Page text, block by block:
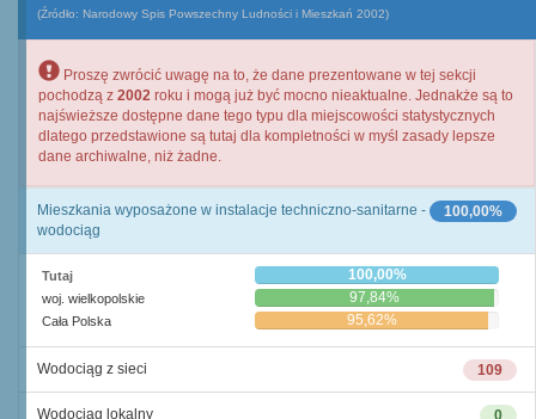
(Źródło: Narodowy Spis Powszechny Ludności i Mieszkań 2002)
Proszę zwrócić uwagę na to, że dane prezentowane w tej sekcji
pochodzą z 2002 roku i mogą już być mocno nieaktualne. Jednakże są to
najświeższe dostępne dane tego typu dla miejscowości statystycznych
dlatego przedstawione są tutaj dla kompletności w myśl zasady lepsze
dane archiwalne, niż żadne.
100,00%
Mieszkania wyposażone w instalacje techniczno-sanitarne -
wodociąg
Tutaj 100,00%
woj. wielkopolskie 97,84%
Cała Polska 95,62%
109
Wodociąg z sieci
0
Wodociąg lokalny